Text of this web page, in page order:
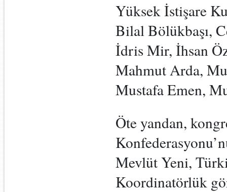
Yüksek İstişare
Bilal Bölükbaşı,
İdris Mir, İhsan
Mahmut Arda,
Mustafa Emen,
Öte yandan,
Mevlüt Yeni,
Koordinatörlük